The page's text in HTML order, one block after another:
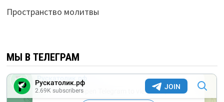
Пространство молитвы
МЫ В ТЕЛЕГРАМ